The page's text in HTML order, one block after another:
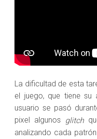
La dificultad de esta
el juego, que tiene su
usuario se pasó
pixel algunos glitch
analizando cada